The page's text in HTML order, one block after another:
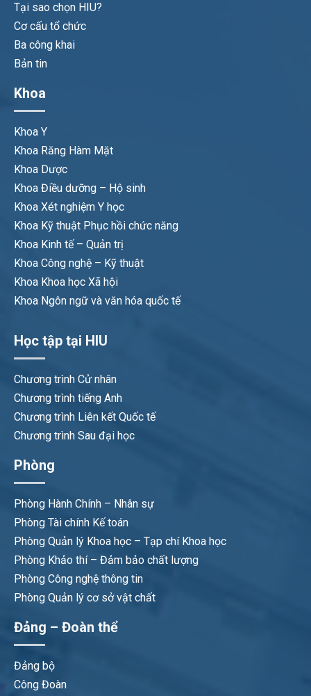
Tại sao chọn HIU?
Cơ cấu tổ chức
Ba công khai
Bản tin
Khoa
Khoa Y
Khoa Răng Hàm Mặt
Khoa Dược
Khoa Điều dưỡng – Hộ sinh
Khoa Xét nghiệm Y học
Khoa Kỹ thuật Phục hồi chức năng
Khoa Kinh tế – Quản trị
Khoa Công nghệ – Kỹ thuật
Khoa Khoa học Xã hội
Khoa Ngôn ngữ và văn hóa quốc tế
Học tập tại HIU
Chương trình Cử nhân
Chương trình tiếng Anh
Chương trình Liên kết Quốc tế
Chương trình Sau đại học
Phòng
Phòng Hành Chính – Nhân sự
Phòng Tài chính Kế toán
Phòng Quản lý Khoa học – Tạp chí Khoa học
Phòng Khảo thí – Đảm bảo chất lượng
Phòng Công nghệ thông tin
Phòng Quản lý cơ sở vật chất
Đảng – Đoàn thể
Đảng bộ
Công Đoàn